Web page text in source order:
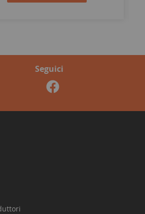
Seguici